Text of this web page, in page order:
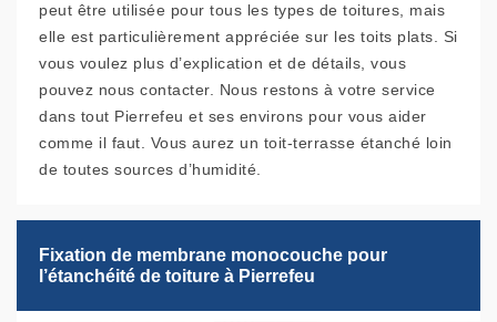
peut être utilisée pour tous les types de toitures, mais
elle est particulièrement appréciée sur les toits plats. Si
vous voulez plus d’explication et de détails, vous
pouvez nous contacter. Nous restons à votre service
dans tout Pierrefeu et ses environs pour vous aider
comme il faut. Vous aurez un toit-terrasse étanché loin
de toutes sources d’humidité.
Fixation de membrane monocouche pour
l’étanchéité de toiture à Pierrefeu